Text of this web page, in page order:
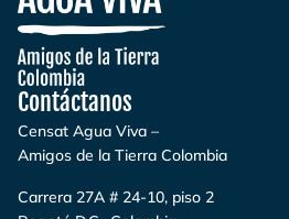
Contáctanos
Censat Agua Viva –
Amigos de la Tierra Colombia
Carrera 27A # 24-10, piso 2